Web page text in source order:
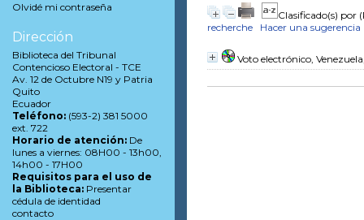
Clasificado(s) por
recherche
Hacer una sugerencia
Voto electrónico,
Olvidé mi contraseña
Dirección
Biblioteca del Tribunal
Contencioso Electoral - TCE
Av. 12 de Octubre N19 y Patria
Quito
Ecuador
Teléfono: (593-2) 381 5000
ext. 722
Horario de atención: De
lunes a viernes: 08H00 - 13h00,
14h00 - 17H00
Requisitos para el uso de
la Biblioteca: Presentar
cédula de identidad
contacto